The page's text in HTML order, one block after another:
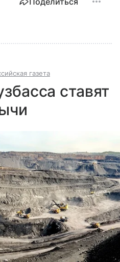
газета
ставят